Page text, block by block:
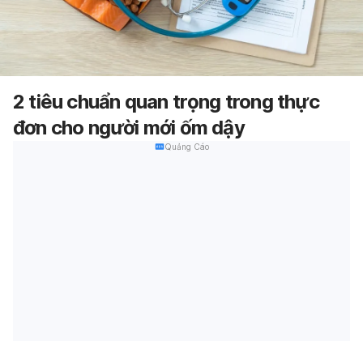
2 tiêu chuẩn quan trọng trong thực
đơn cho người mới ốm dậy
Quảng Cáo